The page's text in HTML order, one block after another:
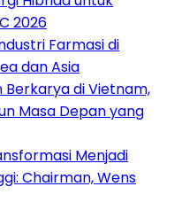
2026
Farmasi di
dan Asia
Berkarya di Vietnam,
Masa Depan yang
Menjadi
Chairman, Wens